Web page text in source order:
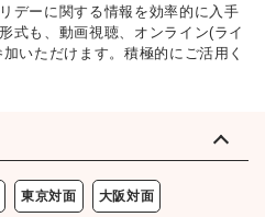
デーに関する情報を効率的に入手
式も、動画視聴、オンライン(ライ
いただけます。積極的にご活用く
東京対面 大阪対面